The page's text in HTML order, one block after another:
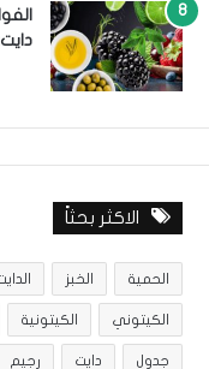
دايت:
الاكثر بحثاً
الحمية الخبز
الكيتوني الكيتونية
جدول دايت رجيم